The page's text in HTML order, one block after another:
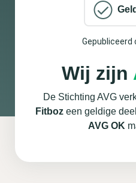
Gepubliceerd
Wij zijn
De Stichting AVG
Fitboz een geldige
AVG OK